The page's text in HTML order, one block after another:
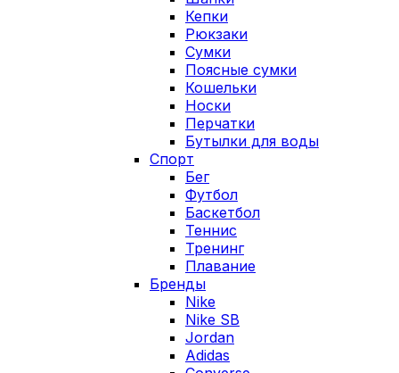
Кепки
Рюкзаки
Сумки
Поясные сумки
Кошельки
Носки
Перчатки
Бутылки для воды
Спорт
Бег
Футбол
Баскетбол
Теннис
Тренинг
Плавание
Бренды
Nike
Nike SB
Jordan
Adidas